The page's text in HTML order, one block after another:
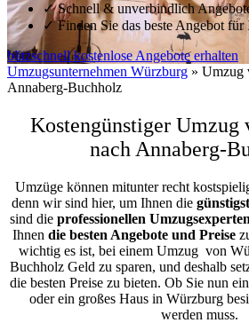
✓Schnell & unverbindlich
✓Finden Sie das beste Angebot
blitzschnell kostenlose Angebote erhalten
Umzugsunternehmen Würzburg » Umzug
Annaberg-Buchholz
Kostengünstiger Umzug
nach Annaberg-
Umzüge können mitunter recht
denn wir sind hier, um Ihnen die
sind die professionellen Umzugsexperten
Ihnen die besten Angebote und Preise
wichtig es ist, bei einem Umzug von
Buchholz Geld zu sparen, und deshalb
die besten Preise zu bieten. Ob Sie nun
oder ein großes Haus in Würzburg
werden muss.